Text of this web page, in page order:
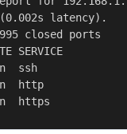
latency).
closed ports
SERVICE
ssh
http